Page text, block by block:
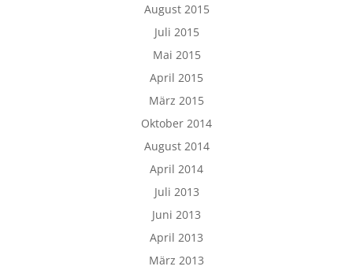
August 2015
Juli 2015
Mai 2015
April 2015
März 2015
Oktober 2014
August 2014
April 2014
Juli 2013
Juni 2013
April 2013
März 2013